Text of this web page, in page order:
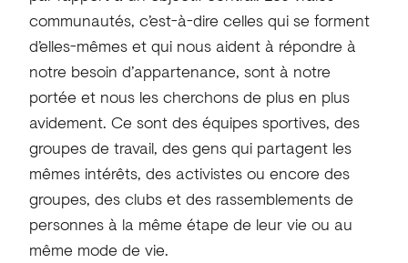
communautés, c’est-à-dire celles qui se forment
d’elles-mêmes et qui nous aident à répondre à
notre besoin d’appartenance, sont à notre
portée et nous les cherchons de plus en plus
avidement. Ce sont des équipes sportives, des
groupes de travail, des gens qui partagent les
mêmes intérêts, des activistes ou encore des
groupes, des clubs et des rassemblements de
personnes à la même étape de leur vie ou au
même mode de vie.